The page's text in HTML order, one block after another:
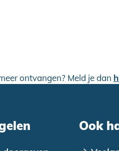
ontvangen? Meld je dan
Ook